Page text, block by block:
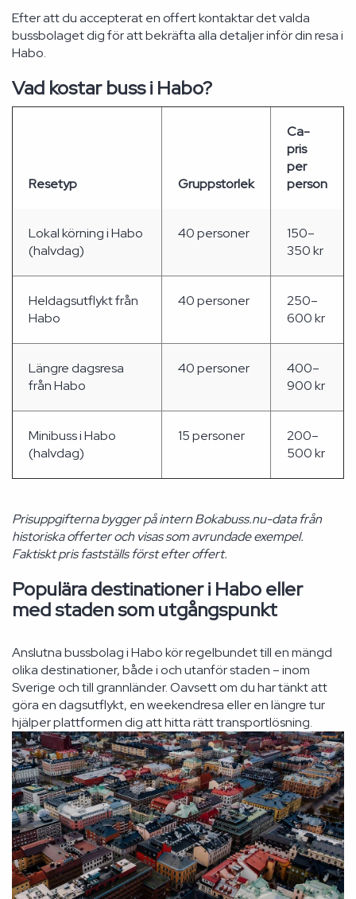
Efter att du accepterat en offert kontaktar det valda
bussbolaget dig för att bekräfta alla detaljer inför din resa i
Habo.
Vad kostar buss i Habo?
Resetyp Gruppstorlek
Ca-
pris
per
person
Lokal körning i Habo
(halvdag)
40 personer
150–
350 kr
Heldagsutflykt från
Habo
40 personer
250–
600 kr
Längre dagsresa
från Habo
40 personer
400–
900 kr
Minibuss i Habo
(halvdag)
15 personer
200–
500 kr
Prisuppgifterna bygger på intern Bokabuss.nu-data från
historiska offerter och visas som avrundade exempel.
Faktiskt pris fastställs först efter offert.
Populära destinationer i Habo eller
med staden som utgångspunkt
Anslutna bussbolag i Habo kör regelbundet till en mängd
olika destinationer, både i och utanför staden – inom
Sverige och till grannländer. Oavsett om du har tänkt att
göra en dagsutflykt, en weekendresa eller en längre tur
hjälper plattformen dig att hitta rätt transportlösning.